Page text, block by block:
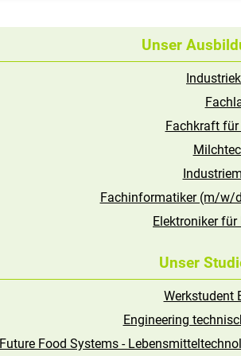
Unser
Fachkraft
Fachinformatiker (m/w/
Elektroniker
Unser
Werkstudent
Engineering
Future Food Systems -